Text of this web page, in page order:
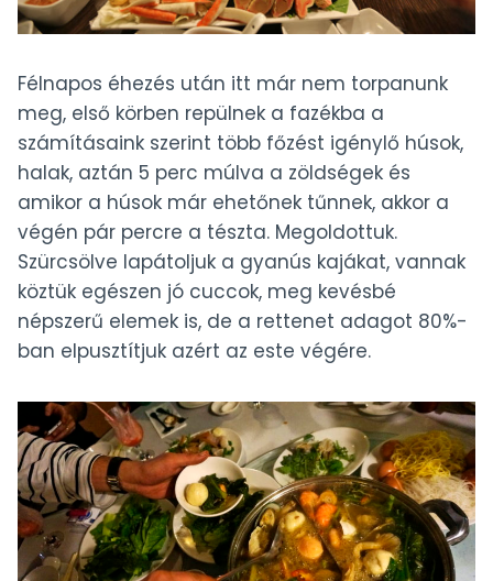
Félnapos éhezés után itt már nem torpanunk
meg, első körben repülnek a fazékba a
számításaink szerint több főzést igénylő húsok,
halak, aztán 5 perc múlva a zöldségek és
amikor a húsok már ehetőnek tűnnek, akkor a
végén pár percre a tészta. Megoldottuk.
Szürcsölve lapátoljuk a gyanús kajákat, vannak
köztük egészen jó cuccok, meg kevésbé
népszerű elemek is, de a rettenet adagot 80%-
ban elpusztítjuk azért az este végére.